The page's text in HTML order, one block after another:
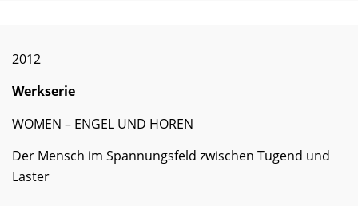
2012
Werkserie
WOMEN – ENGEL UND HOREN
Der Mensch im Spannungsfeld zwischen Tugend und
Laster